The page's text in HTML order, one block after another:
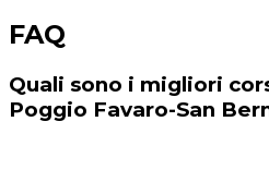
FAQ
Quali sono i migliori
Poggio Favaro-San